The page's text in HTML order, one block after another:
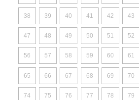
38 39 40 41 42 43
47 48 49 50 51 52
56 57 58 59 60 61
65 66 67 68 69 70
74 75 76 77 78 79